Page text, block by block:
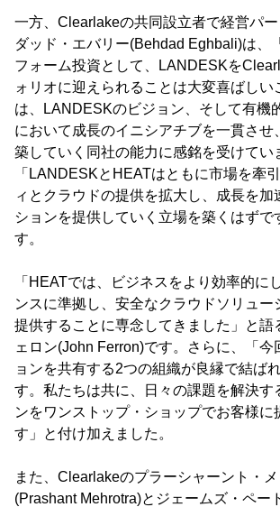
一方、Clearlakeの共同設立者で経営パ
ダッド・エバリー(Behdad Eghbali)は、
フォーム投資として、LANDESKを
ォリオに迎えられることは大変喜ばしい
は、LANDESKのビジョン、そして有機
において成長のイニシアチブを一貫させ
築していく同社の能力に感銘を受けてい
「LANDESKとHEATはともに市場を牽
ィとクラウドの提供を拡大し、成長を加
ションを提供していく立場を築くはずで
す。
「HEATでは、ビジネスをより効率的に
ンスに準拠し、安全なクラウドソリュー
提供することに専念してきました」と語
ェロン(John Ferron)です。さらに、「今
ョンを共有する2つの組織が良縁で結ば
す。私たちは共に、日々の課題を解決す
ンをワンストップ・ショップでお客様に
す」と付け加えました。
また、Clearlakeのプラーシャーント・
(Prashant Mehrotra)とジェームズ・ペー